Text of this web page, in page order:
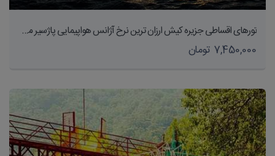
تورهای اقساطی جزیره کیش ارزان ترین نرخ آژانس هواپیمایی پاژسیر مجری تورهای داخلی و خارجی اقساطی از مشهد
7,450,000 تومان